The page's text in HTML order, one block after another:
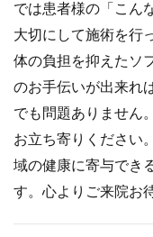
では患者様の「こん
大切にして施術を行
体の負担を抑えたソ
のお手伝いが出来れ
でも問題ありません
お立ち寄りください
域の健康に寄与でき
す。心よりご来院お